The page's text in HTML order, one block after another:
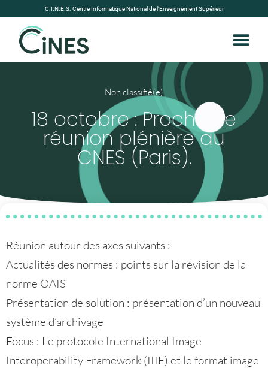
C.I.N.E.S. Centre Informatique National de l’Enseignement Supérieur
Non classifié(e)
18 octobre : Prochaine
réunion plénière au
CNES (Paris).
Réunion autour des axes suivants :
Actualités des normes : points sur la révision de la
norme OAIS
Présentation de solution : présentation d’un nouveau
système d’archivage
Focus : Le protocole International Image
Interoperability Framework (IIIF) et le format image